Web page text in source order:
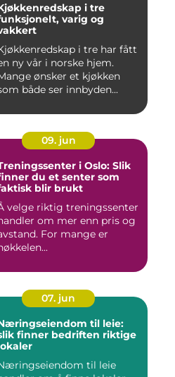
i tre
varig og
i tre har fått
ny vår i norske hjem.
ønsker et kjøkken
både ser innbyden...
09. jun
i Oslo: Slik
du et senter som
blir brukt
velge riktig treningssenter
om mer enn pris og
For mange er
07. jun
til leie:
finner bedriften riktige
til leie